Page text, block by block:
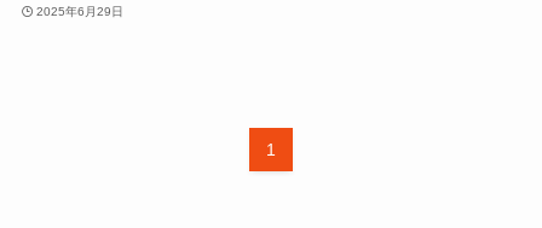
2025年6月29日
1